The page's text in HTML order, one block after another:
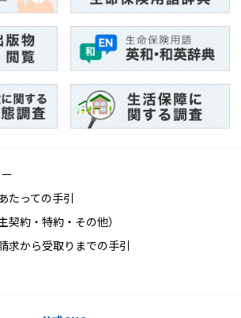
たっての手引
契約・特約・その他）
求から受取りまでの手引